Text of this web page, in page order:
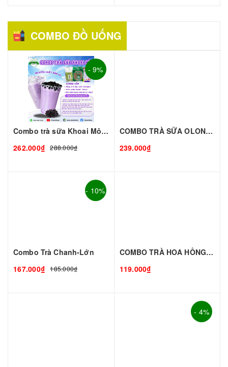
COMBO ĐỒ UỐNG
- 9%
Combo trà sữa Khoai Môn-Lớn
262.000₫
288.000₫
COMBO TRÀ SỮA OLONG Chuẩn Vị Đài Loan – Thơm Ngon Độc Đáo – Combo Tiện Lợi
239.000₫
- 10%
Combo Trà Chanh-Lớn
167.000₫
185.000₫
COMBO TRÀ HOA HỒNG - Thơm Ngon Mê Ly
119.000₫
- 4%